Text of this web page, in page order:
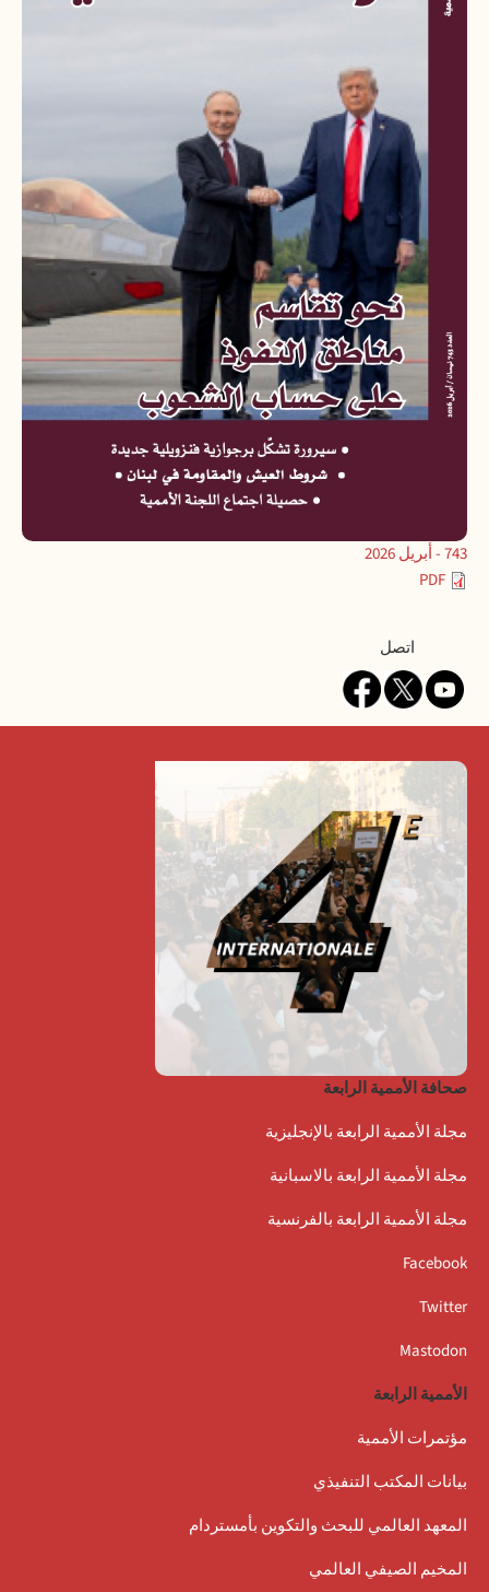
743 - أبريل 2026
PDF
Contactاتصل
صحافة الأممية الرابعة
مجلة الأممية الرابعة بالإنجليزية
مجلة الأممية الرابعة بالاسبانية
مجلة الأممية الرابعة بالفرنسية
Facebook
Twitter
Mastodon
الأممية الرابعة
مؤتمرات الأممية
بيانات المكتب التنفيذي
المعهد العالمي للبحث والتكوين بأمستردام
المخيم الصيفي العالمي